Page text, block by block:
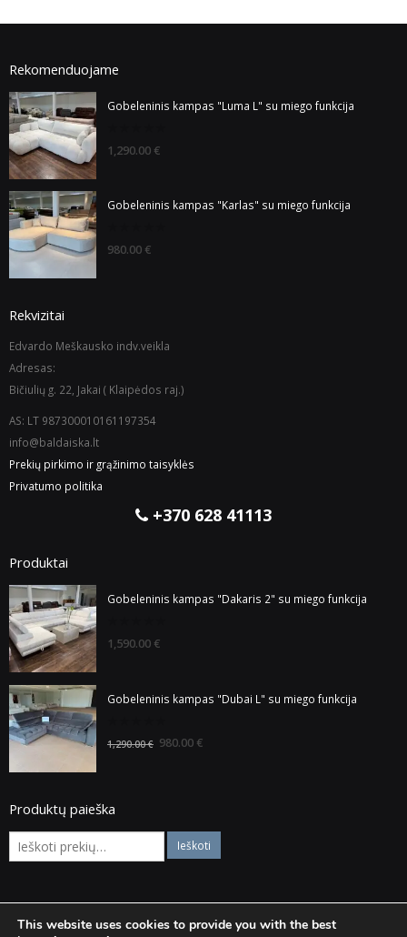
Rekomenduojame
Gobeleninis kampas "Luma L" su miego funkcija
out
1,290.00 €
Gobeleninis kampas "Karlas" su miego funkcija
out
980.00 €
Rekvizitai
Edvardo Meškausko indv.veikla
Adresas:
Bičiulių g. 22, Jakai ( Klaipėdos raj.)
AS: LT 987300010161197354
info@baldaiska.lt
Prekių pirkimo ir grąžinimo taisyklės
Privatumo politika
+370 628 41113
Produktai
Gobeleninis kampas "Dakaris 2" su miego funkcija
out
1,590.00 €
Gobeleninis kampas "Dubai L" su miego funkcija
out
1,290.00€ 980.00 €
Produktų paieška
This website uses cookies to provide you with the best